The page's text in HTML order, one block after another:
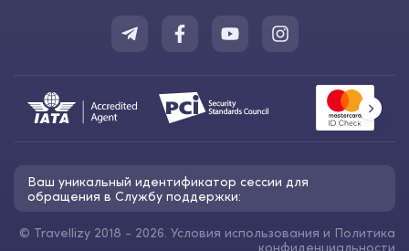
Ваш уникальный идентификатор сессии для
обращения в Службу поддержки:
© Travellizy 2018 - 2026. Условия использования и Политика
конфиденциальности